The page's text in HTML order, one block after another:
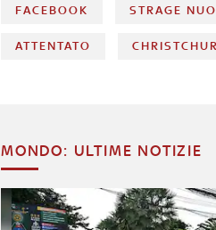
FACEBOOK STRAGE
ATTENTATO
MONDO: ULTIME NOTIZIE